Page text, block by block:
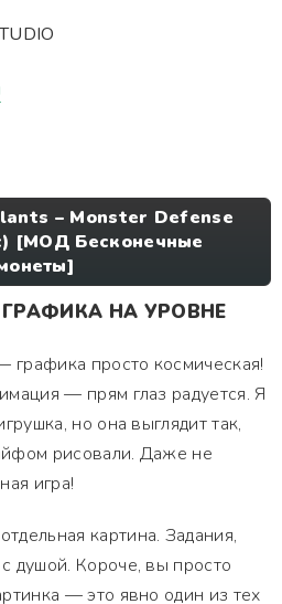
– Monster Defense
[МОД Бесконечные
НА УРОВНЕ
графика просто космическая!
— прям глаз радуется. Я
но она выглядит так,
рисовали. Даже не
игра!
картина. Задания,
душой. Короче, вы просто
— это явно один из тех